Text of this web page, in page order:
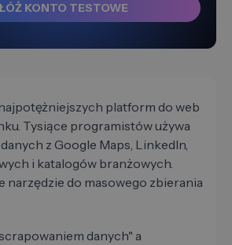
KONTO TESTOWE
platform do web
Tysiące programistów używa
z Google Maps, LinkedIn,
i katalogów branżowych.
narzędzie do masowego zbierania
danych" a